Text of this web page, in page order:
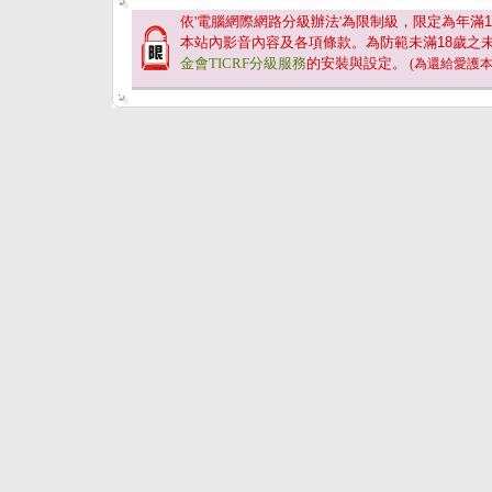
依'電腦網際網路分級辦法'為限制級，限定為年滿
本站內影音內容及各項條款。為防範未滿18歲之
金會TICRF分級服務的安裝與設定。 (為還給愛護